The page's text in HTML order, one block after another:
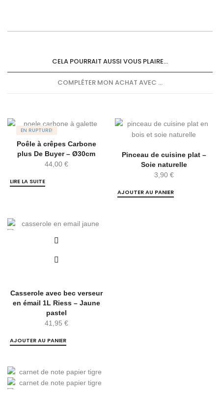
CELA POURRAIT AUSSI VOUS PLAIRE...
COMPLÉTER MON ACHAT AVEC ...
EN RUPTURE!
Poêle à crêpes Carbone
plus De Buyer – Ø30cm
44,00 €
LIRE LA SUITE
Pinceau de cuisine plat –
Soie naturelle
3,90 €
AJOUTER AU PANIER
Casserole avec bec verseur
en émail 1L Riess – Jaune
pastel
41,95 €
AJOUTER AU PANIER